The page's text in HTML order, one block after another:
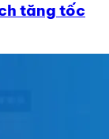
tăng tốc